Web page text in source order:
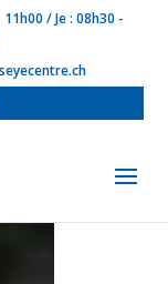
/ Je : 08h30 -